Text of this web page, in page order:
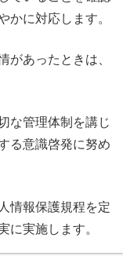
かに対応します。
があったときは、
な管理体制を講じ
る意識啓発に努め
情報保護規程を定
に実施します。